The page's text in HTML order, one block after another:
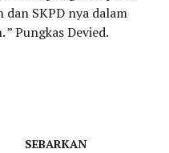
SKPD nya dalam
Pungkas Devied.
SEBARKAN